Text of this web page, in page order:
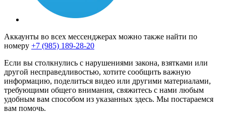
Аккаунты во всех мессенджерах можно также найти по
номеру +7 (985) 189-28-20
Если вы столкнулись с нарушениями закона, взятками или
другой несправедливостью, хотите сообщить важную
информацию, поделиться видео или другими материалами,
требующими общего внимания, свяжитесь с нами любым
удобным вам способом из указанных здесь. Мы постараемся
вам помочь.